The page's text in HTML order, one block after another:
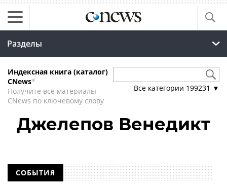
Разделы
Индексная книга (каталог)
CNews*
Получите все материалы
CNews по ключевому слову
Все категории 199231 ▼
Джелепов Венедикт
СОБЫТИЯ